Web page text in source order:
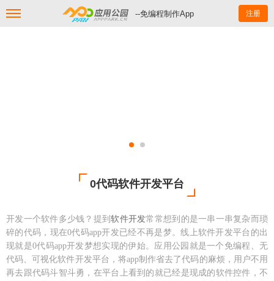
--免编程制作App 注册
0代码软件开发平台
开发一个软件多少钱 ？提到软件开发常常想到的是一串一串复杂而琐
碎的代码，现在0代码app开发已经不再是梦。线上软件开发平台的出
现就是0代码app开发梦想实现的伊始。应用公园就是一个免编程、无
代码、可视化软件开发平台，将app制作省去了代码的麻烦，用户不用
再去跟代码斗智斗勇，在平台上看到的就已经是现成的软件控件，不